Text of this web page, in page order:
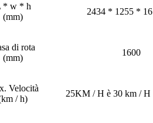
* w * h
(mm)
2434 * 1255 *
di rota
(mm)
1600
Velocità
/ h)
25KM / H è 30 km / H